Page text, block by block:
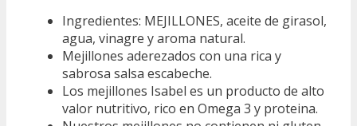
Ingredientes: MEJILLONES, aceite de girasol,
agua, vinagre y aroma natural.
Mejillones aderezados con una rica y
sabrosa salsa escabeche.
Los mejillones Isabel es un producto de alto
valor nutritivo, rico en Omega 3 y proteina.